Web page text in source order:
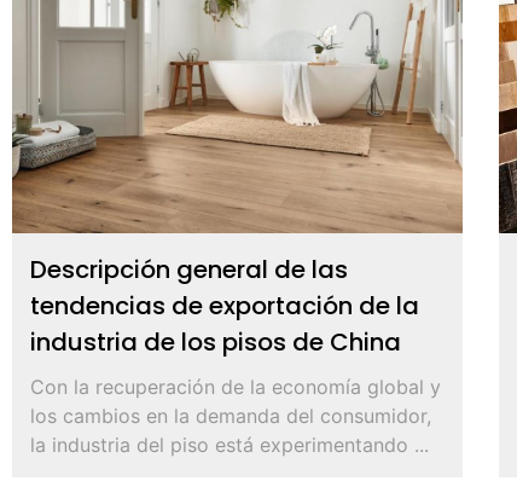
Descripción general de las
tendencias de exportación de la
industria de los pisos de China
Con la recuperación de la economía global y
los cambios en la demanda del consumidor,
la industria del piso está experimentando ...